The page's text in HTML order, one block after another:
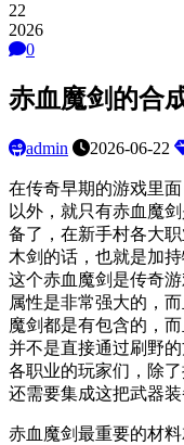
22
2026
0
赤血魔剑的合
admin 2026-06-22
在传奇早期的游戏里
以外，就只有赤血魔
备了，在新手村各大
木剑的话，也就是加
这个赤血魔剑是传奇
属性是非常强大的，
魔剑都是有包含的，
并不是直接通过刷野
各职业的玩家们，除
还需要集成这把武器装
赤血魔剑最重要的材